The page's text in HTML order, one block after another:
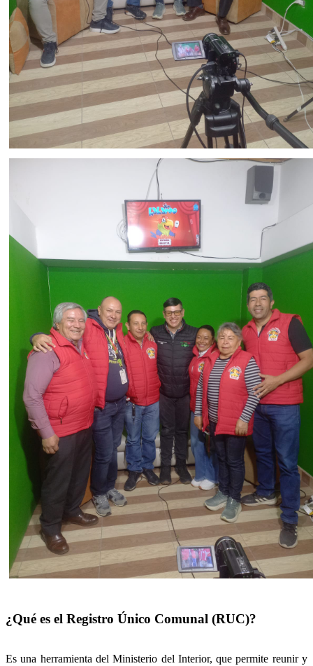
¿Qué es el Registro Único Comunal (RUC)?
Es una herramienta del Ministerio del Interior, que permite reunir y